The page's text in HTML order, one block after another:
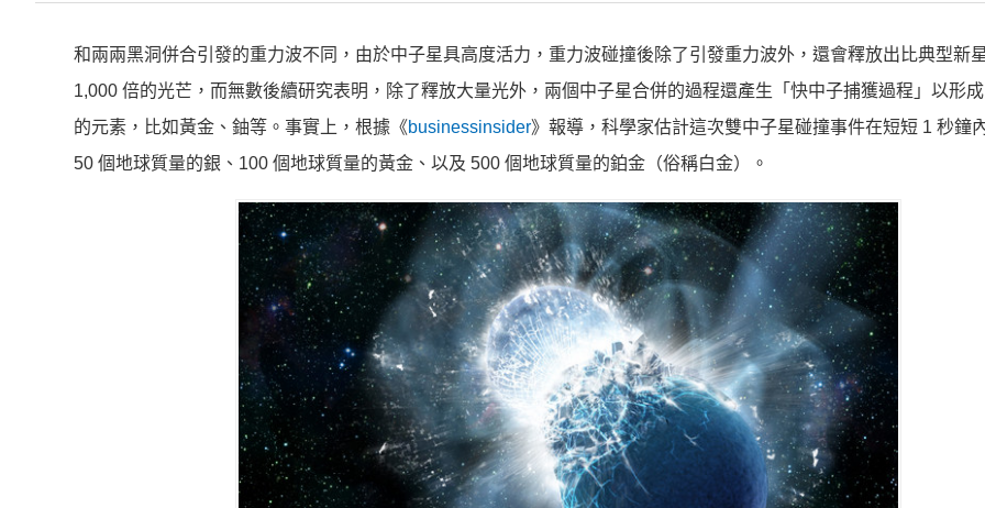
和兩兩黑洞併合引發的重力波不同，由於中子星具高度活力，重力波碰撞後除了引發重力波外，還會釋放出比典型新
1,000 倍的光芒，而無數後續研究表明，除了釋放大量光外，兩個中子星合併的過程還產生「快中子捕獲過程」以形
的元素，比如黃金、鈾等。事實上，根據《businessinsider》報導，科學家估計這次雙中子星碰撞事件在短短 1 秒鐘
50 個地球質量的銀、100 個地球質量的黃金、以及 500 個地球質量的鉑金（俗稱白金）。